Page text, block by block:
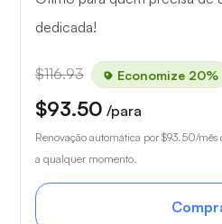
dedicada!
$116.93 Economize 20%
$93.50 /para
Renovação automática por $93.50/mês
a qualquer momento.